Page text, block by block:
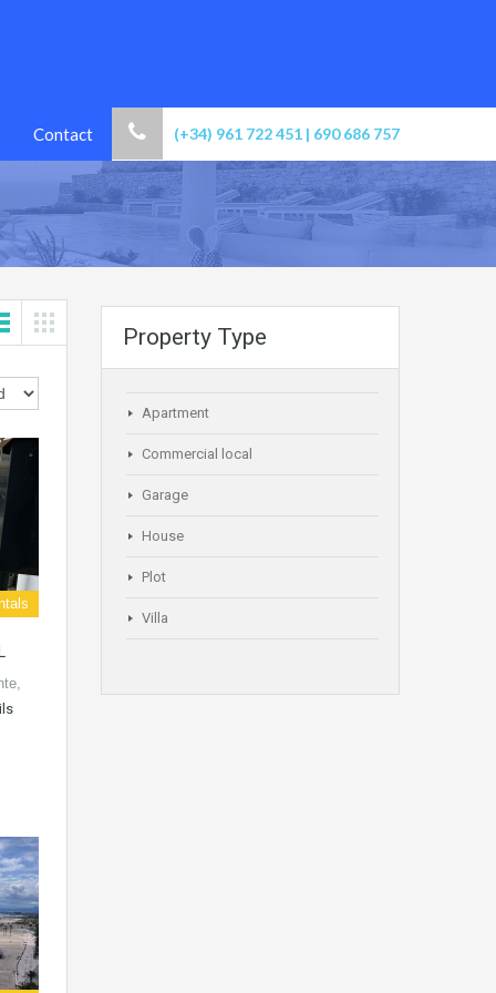
(+34) 961 722 451 | 690 686 757
Contact
Property Type
Apartment
Commercial local
Garage
House
Plot
Villa